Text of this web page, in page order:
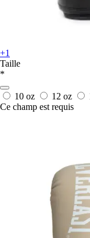
+1
Taille
*
10 oz 12 oz
Ce champ est requis